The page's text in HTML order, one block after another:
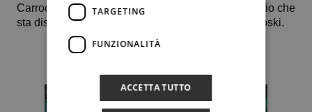
Carroccio è ancora in corsa nel tabellone del doppio che
sta disputando insieme al macedone Marko Aleksoski.
TARGETING
FUNZIONALITÀ
ACCETTA TUTTO